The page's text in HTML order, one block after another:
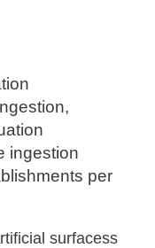
ingestion
per
surfacess